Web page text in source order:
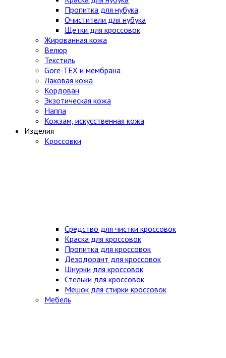
Пропитка для нубука
Очистители для нубука
Щетки для кроссовок
Жированная кожа
Велюр
Текстиль
Gore-TEX и мембрана
Лаковая кожа
Кордован
Экзотическая кожа
Наппа
Кожзам, искусственная кожа
Изделия
Кроссовки
Средство для чистки кроссовок
Краска для кроссовок
Пропитка для кроссовок
Дезодорант для кроссовок
Шнурки для кроссовок
Стельки для кроссовок
Мешок для стирки кроссовок
Мебель